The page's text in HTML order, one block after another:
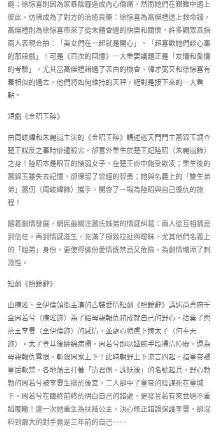
嶇；徐悰喜則因為家暴陰霾造成內心傷痛，然而她們在艱難中遇上
彼此，彷彿成為了對方的治癒良藥：徐悰喜為高煐禮送上救命錢，
高煐禮則為徐悰喜帶來了從未體會過的快樂和關懷，許多觀眾直指
兩人表現合拍：「美女們在一起就是開心」、「超喜歡她們談心事
的那段戲」！可是《百次的回憶》一大重要議題正是「友情和愛情
的考驗」，尤其當高煐禮錯過了表白的機會、韓才弼又和徐悰喜有
着相似的過去，他們將如何維持的天秤，絕對是接下來的一大看
點。
短劇《金昭玉醉》
由周峻緯和朱麗嵐主演的《金昭玉醉》講述巡天門門主蕭錦玉調查
楚王謀反之事時慘遭殺害，卻意外重生於楚王妃陸昭（朱麗嵐飾）
之身！陸昭本是眼盲的懦弱女子，在楚王府中飽受欺凌；重生後的
蕭錦玉雖失去記憶，卻保留了曾經的智勇；她與名義上的「雙生弟
弟」蕭仞（周峻緯飾）攜手，開啓了一場為陸昭與自己復仇的旅
程！
隨着劇情發展，網民最關注蕭氏姊弟的情感糾葛：兩人從互相猜忌
到信任，再到情感滋生，充滿了極致拉扯與曖昧，尤其他們名義上
的「姐弟」身份，更使得這份愛情既禁忌又危險，為劇情增添了刺
激性。
短劇《照鏡辭》
由陳瑤、全伊倫領銜主演的古裝愛情短劇《照鏡辭》講述尚書府千
金周若兮（陳瑤飾）為了給母親報仇和成就自己的野心，捨棄了與
燕王李晏（全伊倫飾）的感情，並處心積慮下嫁太子（何奉天
飾）。太子登基後纏綿病榻，周若兮即以鐵腕手段掃清障礙，還為
母親報仇雪恨，斬殺周家上下！此時朝野上下流言四起，指皇帝被
皇后軟禁，各地藩王打著「清君側，誅妖後」的名號起兵，野心勃
勃的周若兮被李晏生擒於後宮，二人卻中了皇帝的陰謀死在皇城
下。周若兮在臨終前終於明白自己的錯處，更發誓若有來世絕不重
蹈覆轍！這一次她重生為扶薇公主，決心修正錯誤保護李晏，卻沒
料到最大的對手竟是三年前的自己⋯⋯